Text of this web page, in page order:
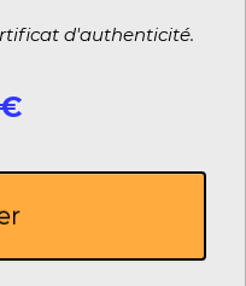
d'authenticité.